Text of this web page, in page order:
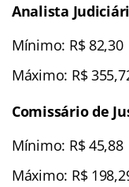
Analista
Mínimo: R$ 82,30
Máximo: R$
Comissário de
Mínimo: R$ 45,88
Máximo: R$